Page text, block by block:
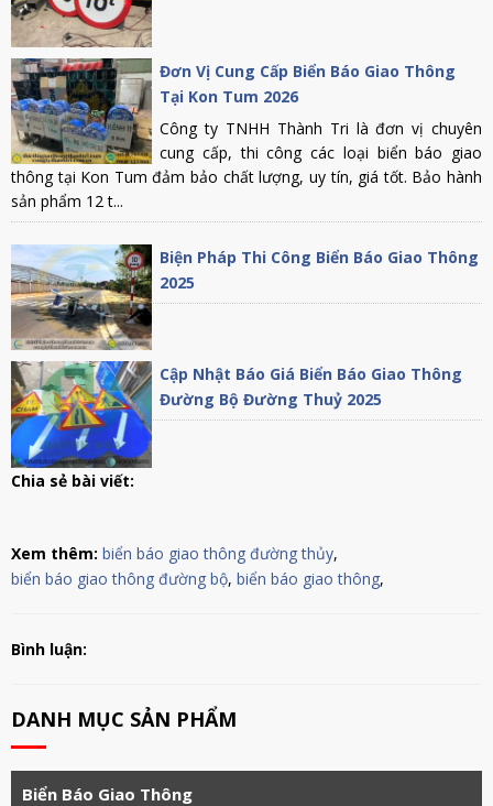
Đơn Vị Cung Cấp Biển Báo Giao Thông
Tại Kon Tum 2026
Công ty TNHH Thành Tri là đơn vị chuyên
cung cấp, thi công các loại biển báo giao
thông tại Kon Tum đảm bảo chất lượng, uy tín, giá tốt. Bảo hành
sản phẩm 12 t...
Biện Pháp Thi Công Biển Báo Giao Thông
2025
Cập Nhật Báo Giá Biển Báo Giao Thông
Đường Bộ Đường Thuỷ 2025
Chia sẻ bài viết:
Xem thêm: biển báo giao thông đường thủy,
biển báo giao thông đường bộ, biển báo giao thông,
Bình luận:
DANH MỤC SẢN PHẨM
Biển Báo Giao Thông